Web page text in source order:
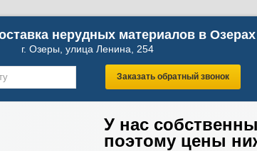
нерудных материалов в Озерах
г. Озеры, улица Ленина, 254
Заказать обратный звонок
У нас
поэтому цены